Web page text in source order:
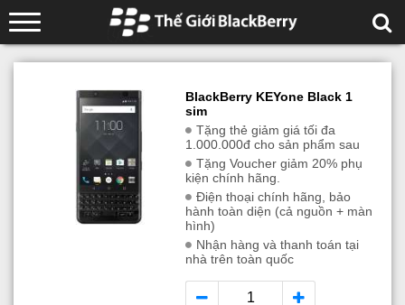
BlackBerry KEYone Black 1
sim
Tặng thẻ giảm giá tối đa
1.000.000đ cho sản phẩm sau
Tặng Voucher giảm 20% phụ
kiện chính hãng.
Điện thoại chính hãng, bảo
hành toàn diện (cả nguồn + màn
hình)
Nhận hàng và thanh toán tại
nhà trên toàn quốc